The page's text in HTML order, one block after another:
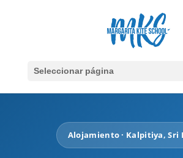
Seleccionar página
Alojamiento · Kalpitiya, Sri